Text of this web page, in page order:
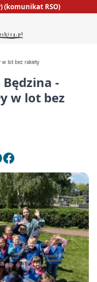
(komunikat RSO)
w lot bez rakiety
-
w lot bez